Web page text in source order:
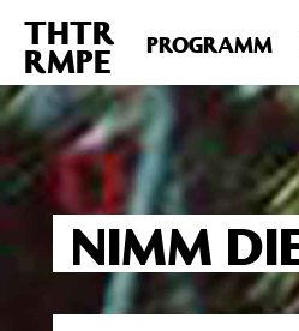
Deprecated : Die Funktion
includes/functions.phpon line
THTR
RMPE PROGRAMM
NIMM